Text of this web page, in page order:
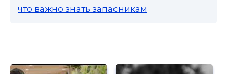
что важно знать запасникам